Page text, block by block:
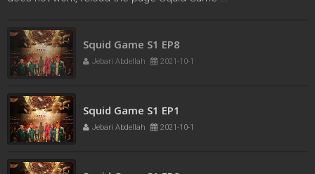
Squid Game S1 EP8
Jebari Abdellah 2021-10-1
Squid Game S1 EP1
Jebari Abdellah 2021-10-1